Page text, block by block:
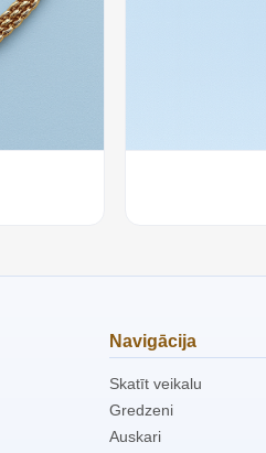
Navigācija
Skatīt veikalu
Gredzeni
Auskari